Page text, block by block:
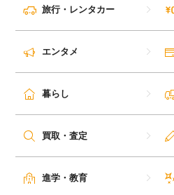
旅行・レンタカー
エンタメ
暮らし
買取・査定
進学・教育